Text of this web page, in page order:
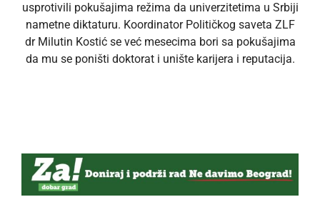
usprotivili pokušajima režima da univerzitetima u Srbiji
nametne diktaturu. Koordinator Političkog saveta ZLF
dr Milutin Kostić se već mesecima bori sa pokušajima
da mu se poništi doktorat i unište karijera i reputacija.